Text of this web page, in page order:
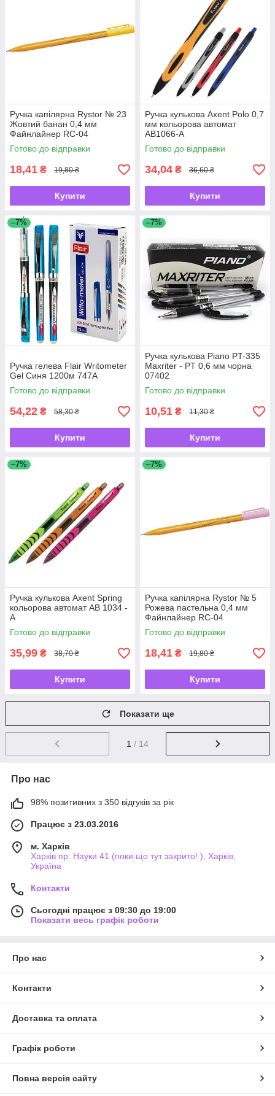
Ручка капілярна Rystor № 23
Жовтий банан 0,4 мм
Файнлайнер RC-04
Готово до відправки
18,41 ₴ 19,80 ₴
Купити
Ручка кулькова Axent Polo 0,7
мм кольорова автомат
AB1066-A
Готово до відправки
34,04 ₴ 36,60 ₴
Купити
–7%
Ручка гелева Flair Writometer
Gel Синя 1200м 747А
Готово до відправки
54,22 ₴ 58,30 ₴
Купити
–7%
Ручка кулькова Piano PT-335
Maxriter - PT 0,6 мм чорна
07402
Готово до відправки
10,51 ₴ 11,30 ₴
Купити
–7%
Ручка кулькова Axent Spring
кольорова автомат AB 1034 -
А
Готово до відправки
35,99 ₴ 38,70 ₴
Купити
–7%
Ручка капілярна Rystor № 5
Рожева пастельна 0,4 мм
Файнлайнер RC-04
Готово до відправки
18,41 ₴ 19,80 ₴
Купити
Показати ще
1 / 14
Про нас
98% позитивних з 350 відгуків за рік
Працює з 23.03.2016
м. Харків
Харків пр. Науки 41 (поки що тут закрито! ), Харків,
Україна
Контакти
Сьогодні працює з 09:30 до 19:00
Показати весь графік роботи
Про нас
Контакти
Доставка та оплата
Графік роботи
Повна версія сайту